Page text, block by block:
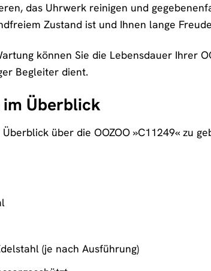
das Uhrwerk reinigen und
Zustand ist und Ihnen lange
können Sie die Lebensdauer Ihrer
Begleiter dient.
im Überblick
über die OOZOO »C11249« zu
(je nach Ausführung)